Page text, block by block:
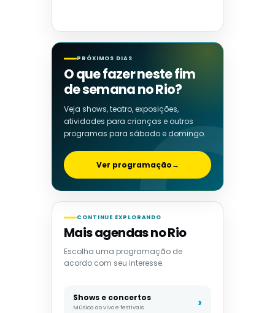
PRÓXIMOS DIAS
O que fazer neste fim
de semana no Rio?
Veja shows, teatro, exposições,
atividades para crianças e outros
programas para sábado e domingo.
Ver programação→
CONTINUE EXPLORANDO
Mais agendas no Rio
Escolha uma programação de
acordo com seu interesse.
Shows e concertos
Música ao vivo e festivais